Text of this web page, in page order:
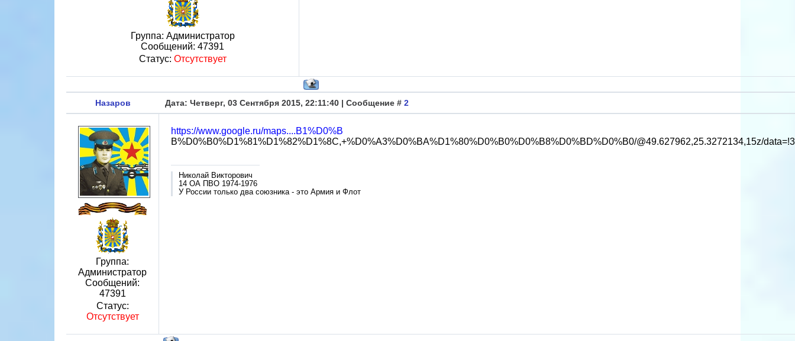
Группа: Администратор
Сообщений: 47391
Статус: Отсутствует
Назаров Дата: Четверг, 03 Сентября 2015, 22:11:40 | Сообщение # 2
Группа:
Администратор
Сообщений:
47391
Статус:
Отсутствует
https://www.google.ru/maps....B1%D0%B
B%D0%B0%D1%81%D1%82%D1%8C,+%D0%A3%D0%BA%D1%80%D0%B0%D0%B8%D0%BD%D0%B0/@49.627962,25.3272134,15z/
Николай Викторович
14 ОА ПВО 1974-1976
У России только два союзника - это Армия и Флот